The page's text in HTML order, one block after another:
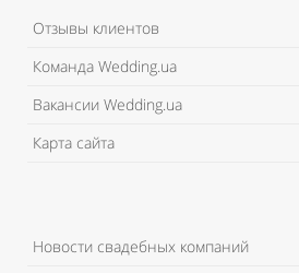
Отзывы клиентов
Команда Wedding.ua
Вакансии Wedding.ua
Карта сайта
Новости свадебных компаний